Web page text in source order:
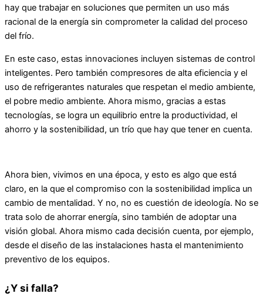
hay que trabajar en soluciones que permiten un uso más
racional de la energía sin comprometer la calidad del proceso
del frío.
En este caso, estas innovaciones incluyen sistemas de control
inteligentes. Pero también compresores de alta eficiencia y el
uso de refrigerantes naturales que respetan el medio ambiente,
el pobre medio ambiente. Ahora mismo, gracias a estas
tecnologías, se logra un equilibrio entre la productividad, el
ahorro y la sostenibilidad, un trío que hay que tener en cuenta.
Ahora bien, vivimos en una época, y esto es algo que está
claro, en la que el compromiso con la sostenibilidad implica un
cambio de mentalidad. Y no, no es cuestión de ideología. No se
trata solo de ahorrar energía, sino también de adoptar una
visión global. Ahora mismo cada decisión cuenta, por ejemplo,
desde el diseño de las instalaciones hasta el mantenimiento
preventivo de los equipos.
¿Y si falla?